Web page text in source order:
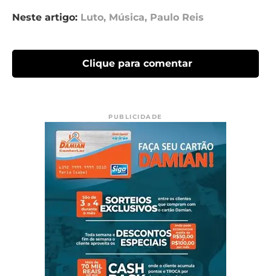
Neste artigo: Luto, Música, Paulo Reis
Clique para comentar
PUBLICIDADE